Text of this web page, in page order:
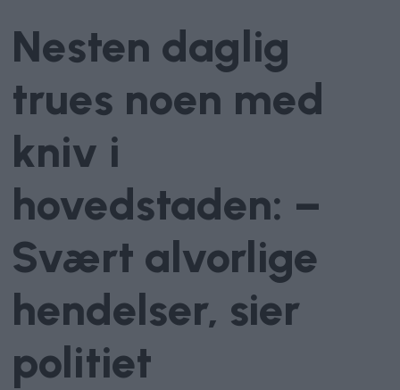
Nesten daglig
trues noen med
kniv i
hovedstaden: –
Svært alvorlige
hendelser, sier
politiet